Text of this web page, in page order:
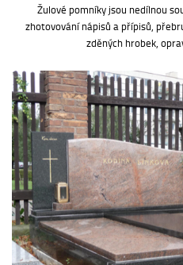
Žulové pomníky jsou nedílnou
zhotovování nápisů a přípisů,
zděných hrobek,